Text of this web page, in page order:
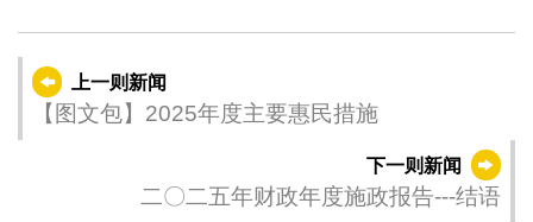
上一则新闻
【图文包】2025年度主要惠民措施
下一则新闻
二〇二五年财政年度施政报告---结语